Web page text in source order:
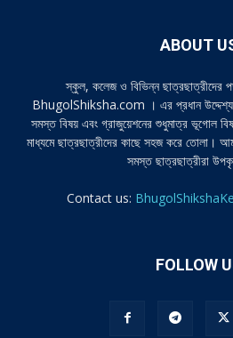
ABOUT
স্কুল, কলেজ ও বিভিন্ন ছাত্রছাত্রীদের
BhugolShiksha.com । এর প্রধান উদ্দেশ্য
সমস্ত বিষয় এবং গ্রাজুয়েশনের শুধুমাত্র ভূগোল
মাধ্যমে ছাত্রছাত্রীদের কাছে সহজ করে তোলা।
সমস্ত ছাত্রছাত্রীরা
Contact us:
FOLLOW